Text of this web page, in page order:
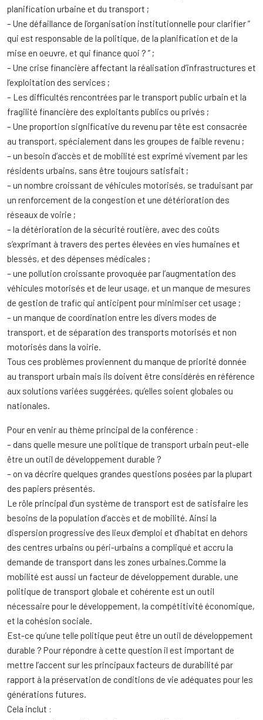
planification urbaine et du transport ;
– Une défaillance de l’organisation institutionnelle pour clarifier ”
qui est responsable de la politique, de la planification et de la
mise en oeuvre, et qui finance quoi ? ” ;
– Une crise financière affectant la réalisation d’infrastructures et
l’exploitation des services ;
– Les difficultés rencontrées par le transport public urbain et la
fragilité financière des exploitants publics ou privés ;
– Une proportion significative du revenu par tête est consacrée
au transport, spécialement dans les groupes de faible revenu ;
– un besoin d’accès et de mobilité est exprimé vivement par les
résidents urbains, sans être toujours satisfait ;
– un nombre croissant de véhicules motorisés, se traduisant par
un renforcement de la congestion et une détérioration des
réseaux de voirie ;
– la détérioration de la sécurité routière, avec des coûts
s’exprimant à travers des pertes élevées en vies humaines et
blessés, et des dépenses médicales ;
– une pollution croissante provoquée par l’augmentation des
véhicules motorisés et de leur usage, et un manque de mesures
de gestion de trafic qui anticipent pour minimiser cet usage ;
– un manque de coordination entre les divers modes de
transport, et de séparation des transports motorisés et non
motorisés dans la voirie.
Tous ces problèmes proviennent du manque de priorité donnée
au transport urbain mais ils doivent être considérés en référence
aux solutions variées suggérées, qu’elles soient globales ou
nationales.
Pour en venir au thème principal de la conférence :
– dans quelle mesure une politique de transport urbain peut-elle
être un outil de développement durable ?
– on va décrire quelques grandes questions posées par la plupart
des papiers présentés.
Le rôle principal d’un système de transport est de satisfaire les
besoins de la population d’accès et de mobilité. Ainsi la
dispersion progressive des lieux d’emploi et d’habitat en dehors
des centres urbains ou péri-urbains a compliqué et accru la
demande de transport dans les zones urbaines.Comme la
mobilité est aussi un facteur de développement durable, une
politique de transport globale et cohérente est un outil
nécessaire pour le développement, la compétitivité économique,
et la cohésion sociale.
Est-ce qu’une telle politique peut être un outil de développement
durable ? Pour répondre à cette question il est important de
mettre l’accent sur les principaux facteurs de durabilité par
rapport à la préservation de conditions de vie adéquates pour les
générations futures.
Cela inclut :